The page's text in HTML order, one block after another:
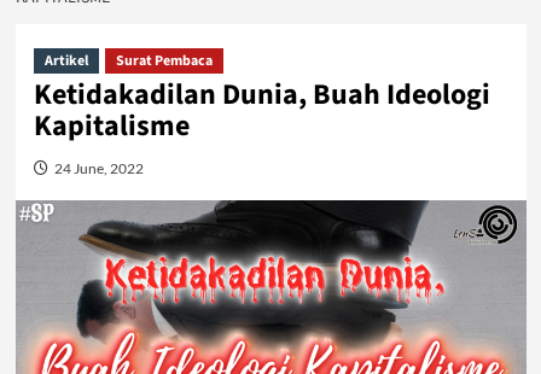
Artikel Surat Pembaca
Ketidakadilan Dunia, Buah Ideologi
Kapitalisme
24 June, 2022